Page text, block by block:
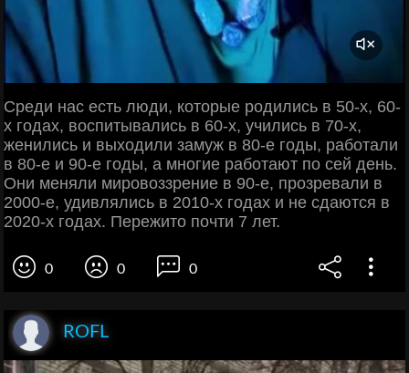
Среди нас есть люди, которые родились в 50-х, 60-
х годах, воспитывались в 60-х, учились в 70-х,
женились и выходили замуж в 80-е годы, работали
в 80-е и 90-е годы, а многие работают по сей день.
Они меняли мировоззрение в 90-е, прозревали в
2000-е, удивлялись в 2010-х годах и не сдаются в
2020-х годах. Пережито почти 7 лет.
0 0 0
ROFL